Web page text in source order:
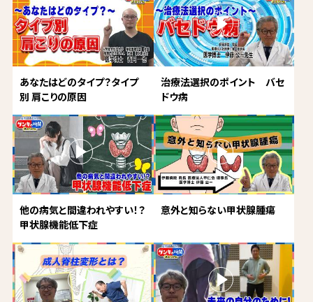
あなたはどのタイプ？タイプ
別 肩こりの原因
治療法選択のポイント バセ
ドウ病
他の病気と間違われやすい！？
甲状腺機能低下症
意外と知らない甲状腺腫瘍